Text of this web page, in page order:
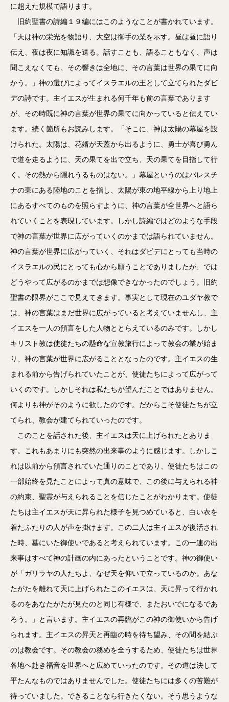
に超えた規模で語ります。
旧約聖書の詩編１９編にはこのようなことが書かれています。
「天は神の栄光を物語り、大空は御手の業を示す。昼は昼に語り
伝え、夜は夜に知識を送る。話すことも、語ることもなく、声は
聞こえなくても、その響きは全地に、その言葉は世界の果てに向
かう。」神の選びによってイスラエルの王として立てられたダビ
デの詩です。主イエスが生まれる何千年も前の言葉であります
が、その時既に神の言葉が世界の果てに向かっていると伝えてい
ます。続く箇所もお読みします。「そこに、神は太陽の幕屋を設
けられた。太陽は、花婿が天蓋から出るように、勇士が喜び勇ん
で道を走るように、天の果てを出で立ち、天の果てを目指して行
く。その熱から隠れうるものはない。」幕屋というのはパレスチ
ナの東にある陸地のことを指し、太陽が東の地平線から上り地上
にあるすべてのものを照らすように、神の言葉が全世界へと語ら
れていくことを表現しています。しかし詩編ではどのような手段
で神の言葉が世界に広がっていくのかまでは語られていません。
神の言葉が世界に広がっていく、それはダビデにとっても当時の
イスラエルの民にとっても心から願うことでありましたが、では
どうやって広がるのかまでは想像できなかったのでしょう。旧約
聖書の限界がここで見えてきます。事実として現在のユダヤ教で
は、神の言葉はまだ世界に広がっていると考えていませんし、主
イエスを一人の預言をした人物ととらえているのみです。しかし
キリスト教は使徒たちの懸命な宣教旅行によって教会の業が始ま
り、神の言葉が世界に広がることとなったのです。主イエスの生
まれる前から告げられていたことが、使徒たちによって広がって
いくのです。しかしそれは私たちが望んだことではありません。
何よりも神がそのように欲したのです。だからこそ使徒たちが立
てられ、教会が建てられていったのです。
このことを話された後、主イエスは天に上げられたとありま
す。これもあまりにも突然の出来事のように感じます。しかしこ
れは以前から預言されていた通りのことであり、使徒たちはこの
一部始終を見たことによって真の意味で、この後に与えられる神
の約束、聖霊が与えられることを信じたことがわかります。使徒
たちは主イエスが天に昇られた様子を見つめていると、白い衣を
着たふたりの人が声を掛けます。この二人は主イエスが復活され
た時、墓にいた御使いであると考えられています。この一連の出
来事はすべて神の計画の内にあったということです。神の御使い
が「ガリラヤの人たちよ、なぜ天を仰いで立っているのか。あな
たがたを離れて天に上げられたこのイエスは、天に昇って行かれ
るのをあなたがたが見たのと同じ有様で、またおいでになるであ
ろう。」と言います。主イエスの再臨がこの神の御使いから告げ
られます。主イエスの昇天と再臨の時を待ち望み、その間を結ぶ
のは教会です。その教会の務めを全うするため、使徒たちは世界
各地へ赴き福音を世界へと広めていったのです。その道は決して
平たんなものではありませんでした。使徒たちには多くの苦難が
待っていました。できることなら行きたくない。そう思うような